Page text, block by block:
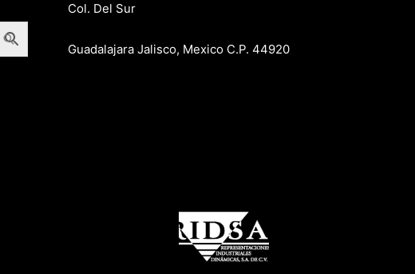
Col. Del Sur
Guadalajara Jalisco, Mexico C.P. 44920